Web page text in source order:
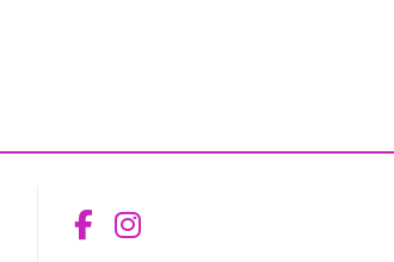
Aceder ao Facebook
Aceder ao